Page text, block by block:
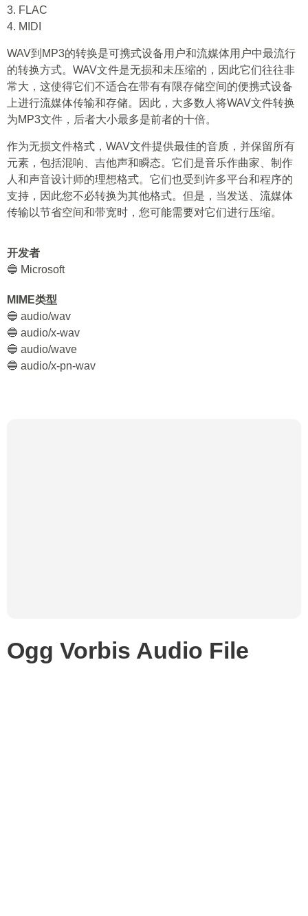
3. FLAC
4. MIDI
WAV到MP3的转换是可携式设备用户和流媒体用户中最流行
的转换方式。WAV文件是无损和未压缩的，因此它们往往非
常大，这使得它们不适合在带有有限存储空间的便携式设备
上进行流媒体传输和存储。因此，大多数人将WAV文件转换
为MP3文件，后者大小最多是前者的十倍。
作为无损文件格式，WAV文件提供最佳的音质，并保留所有
元素，包括混响、吉他声和瞬态。它们是音乐作曲家、制作
人和声音设计师的理想格式。它们也受到许多平台和程序的
支持，因此您不必转换为其他格式。但是，当发送、流媒体
传输以节省空间和带宽时，您可能需要对它们进行压缩。
开发者
🔵 Microsoft
MIME类型
🔵 audio/wav
🔵 audio/x-wav
🔵 audio/wave
🔵 audio/x-pn-wav
Ogg Vorbis Audio File